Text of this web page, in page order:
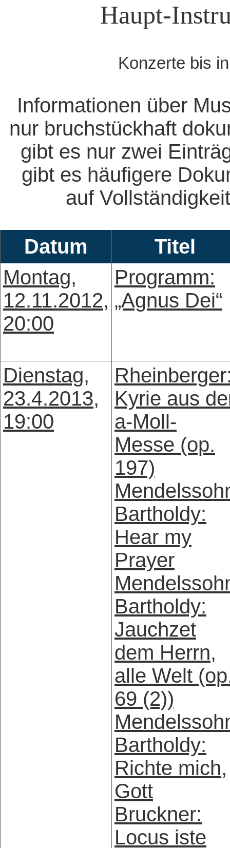
Haupt-
Konzerte bis
Informationen über
nur bruchstückhaft
gibt es nur zwei
gibt es häufigere
auf
Datum
Titel
Montag,
12.11.2012,
20:00
Programm:
„Agnus Dei“
Dienstag,
23.4.2013,
19:00
Kyrie aus
a-Moll-
Messe (op.
197)
Bartholdy:
Hear my
Prayer
Bartholdy:
Jauchzet
dem Herrn,
alle Welt
69 (2))
Bartholdy:
Richte mich,
Gott
Bruckner:
Locus iste